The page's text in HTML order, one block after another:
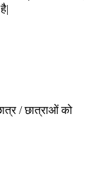
/ छात्राओं को